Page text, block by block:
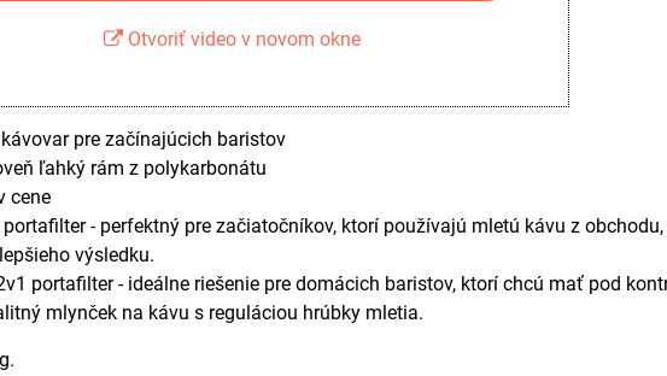
Otvoriť video v novom okne
pre začínajúcich baristov
ľahký rám z polykarbonátu
cene
- perfektný pre začiatočníkov, ktorí používajú mletú kávu z
výsledku.
portafilter - ideálne riešenie pre domácich baristov, ktorí chcú mať pod
mlynček na kávu s reguláciou hrúbky mletia.